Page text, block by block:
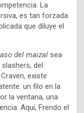
La
es tan forzada
que diluye el
del maizal sea
del
existe
un filo en la
la ventana, una
Aquí, Frendo el